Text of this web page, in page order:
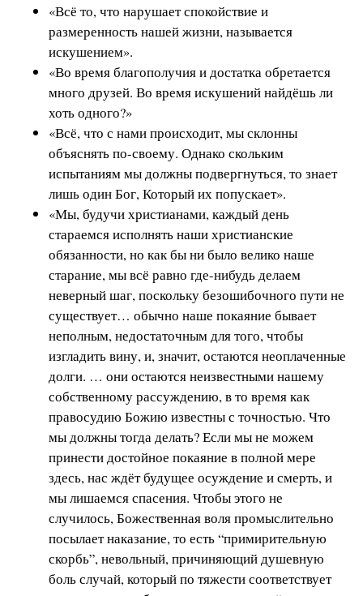
«Всё то, что нарушает спокойствие и
размеренность нашей жизни, называется
искушением».
«Во время благополучия и достатка обретается
много друзей. Во время искушений найдёшь ли
хоть одного?»
«Всё, что с нами происходит, мы склонны
объяснять по-своему. Однако скольким
испытаниям мы должны подвергнуться, то знает
лишь один Бог, Который их попускает».
«Мы, будучи христианами, каждый день
стараемся исполнять наши христианские
обязанности, но как бы ни было велико наше
старание, мы всё равно где-нибудь делаем
неверный шаг, поскольку безошибочного пути не
существует… обычно наше покаяние бывает
неполным, недостаточным для того, чтобы
изгладить вину, и, значит, остаются неоплаченные
долги. … они остаются неизвестными нашему
собственному рассуждению, в то время как
правосудию Божию известны с точностью. Что
мы должны тогда делать? Если мы не можем
принести достойное покаяние в полной мере
здесь, нас ждёт будущее осуждение и смерть, и
мы лишаемся спасения. Чтобы этого не
случилось, Божественная воля промыслительно
посылает наказание, то есть “примирительную
скорбь”, невольный, причиняющий душевную
боль случай, который по тяжести соответствует